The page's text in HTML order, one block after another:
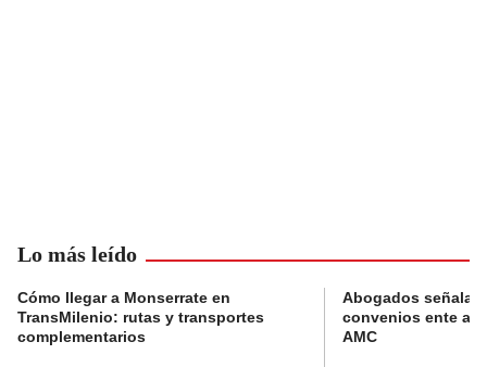
Lo más leído
Cómo llegar a Monserrate en
TransMilenio: rutas y transportes
complementarios
Abogados
convenios ente
AMC